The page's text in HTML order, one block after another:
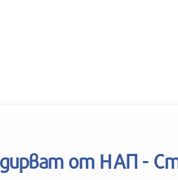
от НАП -